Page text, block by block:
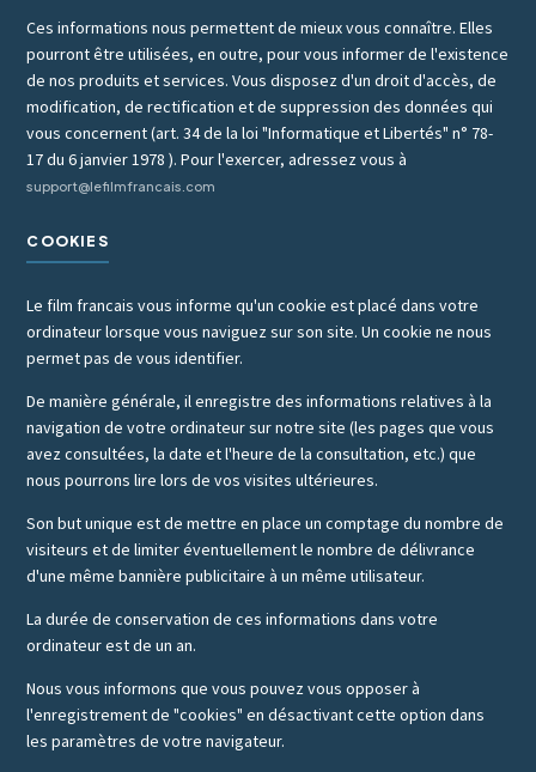
Ces informations nous permettent de mieux vous connaître. Elles
pourront être utilisées, en outre, pour vous informer de l'existence
de nos produits et services. Vous disposez d'un droit d'accès, de
modification, de rectification et de suppression des données qui
vous concernent (art. 34 de la loi "Informatique et Libertés" n° 78-
17 du 6 janvier 1978 ). Pour l'exercer, adressez vous à
support@lefilmfrancais.com
COOKIES
Le film francais vous informe qu'un cookie est placé dans votre
ordinateur lorsque vous naviguez sur son site. Un cookie ne nous
permet pas de vous identifier.
De manière générale, il enregistre des informations relatives à la
navigation de votre ordinateur sur notre site (les pages que vous
avez consultées, la date et l'heure de la consultation, etc.) que
nous pourrons lire lors de vos visites ultérieures.
Son but unique est de mettre en place un comptage du nombre de
visiteurs et de limiter éventuellement le nombre de délivrance
d'une même bannière publicitaire à un même utilisateur.
La durée de conservation de ces informations dans votre
ordinateur est de un an.
Nous vous informons que vous pouvez vous opposer à
l'enregistrement de "cookies" en désactivant cette option dans
les paramètres de votre navigateur.